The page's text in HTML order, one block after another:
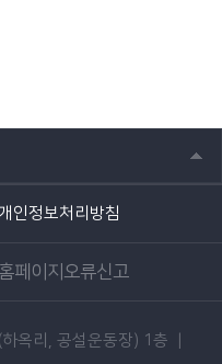
인정보처리방침
페이지오류신고
옥리, 공설운동장) 1층 |